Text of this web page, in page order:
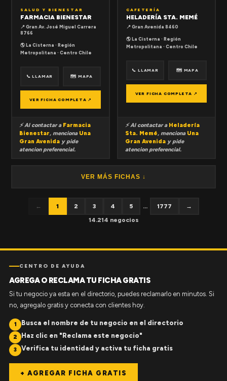
SALUD Y BIENESTAR
FARMACIA BIENESTAR
📍 Gran Av. José Miguel Carrera
8766
🌎 La Cisterna · Región
Metropolitana · Centro Chile
📞 LLAMAR 🗺 MAPA
VER FICHA COMPLETA ↗
⚡ Al contactar a Farmacia
Bienestar, menciona Una
Gran Avenida y pide
atencion preferencial.
CAFETERÍA
HELADERÍA STA. MEMÉ
📍 Gran Avenida 8460
🌎 La Cisterna · Región
Metropolitana · Centro Chile
📞 LLAMAR 🗺 MAPA
VER FICHA COMPLETA ↗
⚡ Al contactar a Heladería
Sta. Memé, menciona Una
Gran Avenida y pide
atencion preferencial.
VER MÁS FICHAS ↓
← 1 2 3 4 5 ... 1777
→
14.214 negocios
CENTRO DE AYUDA
AGREGA O RECLAMA TU FICHA GRATIS
Si tu negocio ya esta en el directorio, puedes reclamarlo en minutos. Si
no, agregalo gratis y conecta con clientes hoy.
1 Busca el nombre de tu negocio en el directorio
2 Haz clic en "Reclama este negocio"
3 Verifica tu identidad y activa tu ficha gratis
+ AGREGAR FICHA GRATIS